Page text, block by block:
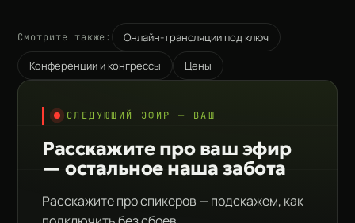
Смотрите также:
Онлайн-трансляции под ключ
Конференции и конгрессы
Цены
СЛЕДУЮЩИЙ ЭФИР — ВАШ
Расскажите про ваш эфир
— остальное наша забота
Расскажите про спикеров — подскажем, как